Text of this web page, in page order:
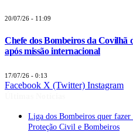
20/07/26 - 11:09
Chefe dos Bombeiros da
após missão internacional
17/07/26 - 0:13
Facebook X (Twitter) Instagram
Liga dos Bombeiros quer fazer
Proteção Civil e Bombeiros